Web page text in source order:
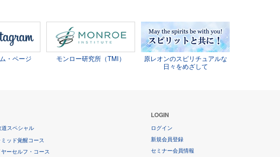
・ページ モンロー研究所（TMI）
原レオンのスピリチュアルな
日々をめざして
スペシャル
ミッド覚醒コース
ーセルフ・コース
LOGIN
ログイン
新規会員登録
セミナー会員情報